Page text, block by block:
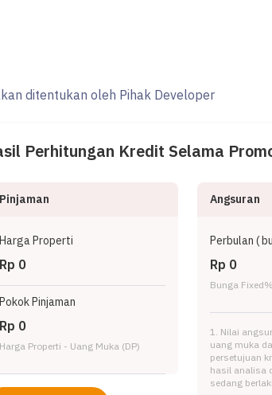
ditentukan oleh Pihak Developer
Perhitungan Kredit Selama
Pinjaman
Harga Properti
Rp 0
Pokok Pinjaman
Rp 0
Harga Properti - Uang Muka (DP)
Angsuran
Perbulan (
Rp 0
Bunga Fixed%
1. Nilai
uang muka
persetujuan
hasil analisa
sedang